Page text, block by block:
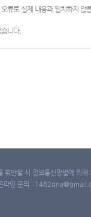
류로 실제 내용과 일치하지
니다.
반할 시 정보통신망법에 의
라인 문의 :